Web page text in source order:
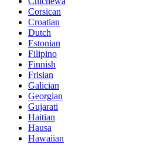
Corsican
Croatian
Dutch
Estonian
Filipino
Finnish
Frisian
Galician
Georgian
Gujarati
Haitian
Hausa
Hawaiian